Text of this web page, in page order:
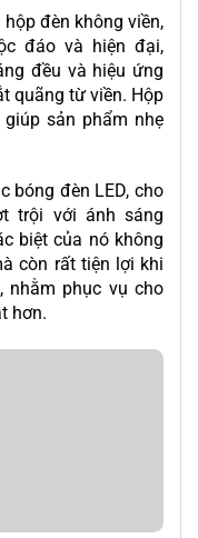
đèn không viền,
đáo và hiện đại,
đều và hiệu ứng
quãng từ viền. Hộp
sản phẩm nhẹ
bóng đèn LED, cho
trội với ánh sáng
biệt của nó không
còn rất tiện lợi khi
nhằm phục vụ cho
hơn.